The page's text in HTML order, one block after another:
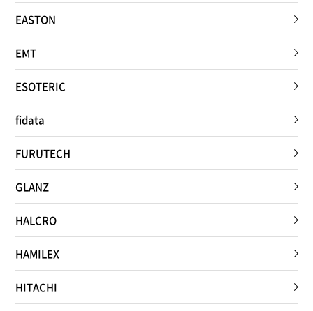
EASTON
EMT
ESOTERIC
fidata
FURUTECH
GLANZ
HALCRO
HAMILEX
HITACHI